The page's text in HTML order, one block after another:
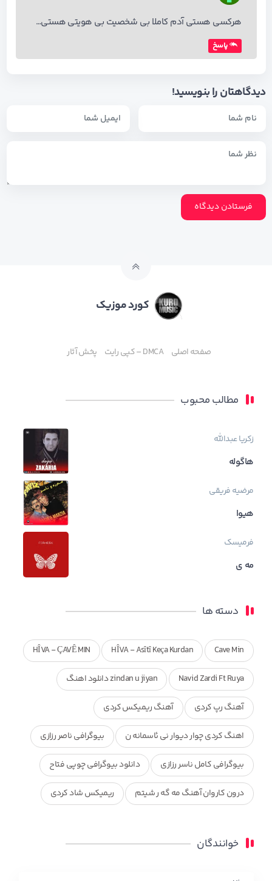
هرکسی هستی آدم کاملا بی شخصیت بی هویتی هستی…
پاسخ
دیدگاهتان را بنویسید!
کورد موزیک
صفحه اصلی DMCA – کپی رایت پخش آثار
مطالب محبوب
زکریا عبدالله
هاگوله
مرضیه فریقی
هیوا
فرمیسک
مه ی
دسته ها
Cave Min
HÎVA - Asîtî Keça Kurdan
HÎVA - ÇAVÊ MIN
Navid Zardi Ft Ruya zindan u jiyan دانلود اهنگ
آهنگ رپ کردی آهنگ ریمیکس کردی
اهنگ کردی چوار دیوار نی ئاسمانه ن بیوگرافی ناصر رزازی
بیوگرافی کامل ناسر رزازی دانلود بیوگرافی چوپی فتاح
درون کاروان آهنگ مه گه ر شیتم ریمیکس شاد کردی
محمد جزا
خوانندگان